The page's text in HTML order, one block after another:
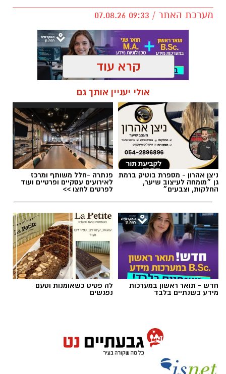
מערכת האתר / 09:33 07.08.26
טקסט פוליטי, שירים פוליטיים
חברתית
שירים שהפכו את הפוליטיקה הישראלית לפזמון
לא רק בקלפי: 6 שירים שהפכו את הפוליטיקה
הישראלית לפזמון
קרא עוד
אולי יעניין אותך גם
ניצן אהרון - מספרת בוטיק ברמת
גן ״מומחה לעיצוב שיער,
החלקות, וצבעים״
פנתרה -חלל משותף ומרכז
לאירועים עסקיים ופרטיים ועוד
לפרטים לחצו >>
חדש - תואר ראשון במערכות
מידע בשנתיים בלבד
לה פטיט כשאומנות וטעם
נפגשים